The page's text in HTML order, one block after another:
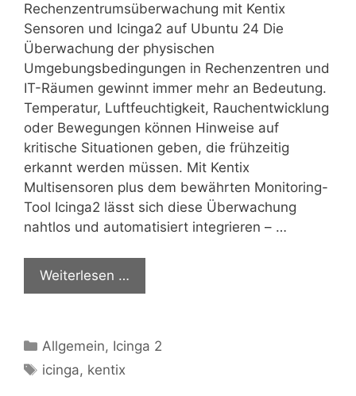
Rechenzentrumsüberwachung mit Kentix
Sensoren und Icinga2 auf Ubuntu 24 Die
Überwachung der physischen
Umgebungsbedingungen in Rechenzentren und
IT-Räumen gewinnt immer mehr an Bedeutung.
Temperatur, Luftfeuchtigkeit, Rauchentwicklung
oder Bewegungen können Hinweise auf
kritische Situationen geben, die frühzeitig
erkannt werden müssen. Mit Kentix
Multisensoren plus dem bewährten Monitoring-
Tool Icinga2 lässt sich diese Überwachung
nahtlos und automatisiert integrieren – …
Weiterlesen …
Kategorien
Allgemein, Icinga 2
Schlagwörter
icinga, kentix